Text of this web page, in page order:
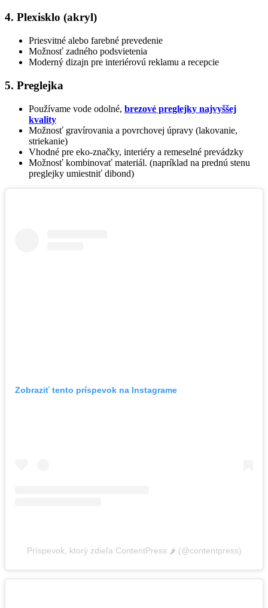
4. Plexisklo (akryl)
Priesvitné alebo farebné prevedenie
Možnosť zadného podsvietenia
Moderný dizajn pre interiérovú reklamu a recepcie
5. Preglejka
Používame vode odolné, brezové preglejky najvyššej
kvality
Možnosť gravírovania a povrchovej úpravy (lakovanie,
striekanie)
Vhodné pre eko-značky, interiéry a remeselné prevádzky
Možnosť kombinovať materiál. (napríklad na prednú stenu
preglejky umiestniť dibond)
Zobraziť tento príspevok na Instagrame
Príspevok, ktorý zdieľa ContentPress 🌶️ (@contentpress)